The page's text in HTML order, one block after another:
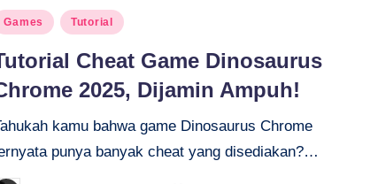
Games Tutorial
Cheat Game Dinosaurus
2025, Dijamin Ampuh!
kamu bahwa game Dinosaurus Chrome
punya banyak cheat yang disediakan?…